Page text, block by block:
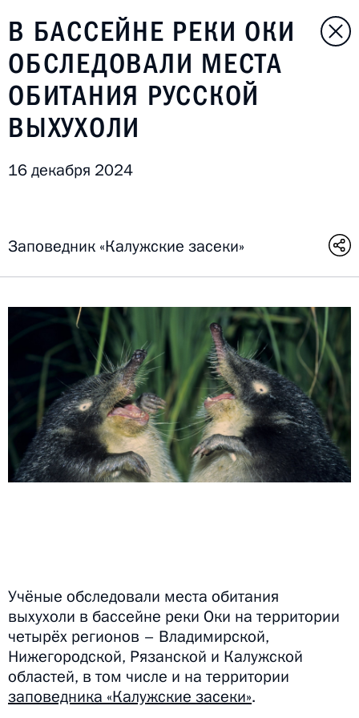
В БАССЕЙНЕ РЕКИ ОКИ
ОБСЛЕДОВАЛИ МЕСТА
ОБИТАНИЯ РУССКОЙ
ВЫХУХОЛИ
16 декабря 2024
Заповедник «Калужские засеки»
Учёные обследовали места обитания
выхухоли в бассейне реки Оки на территории
четырёх регионов – Владимирской,
Нижегородской, Рязанской и Калужской
областей, в том числе и на территории
заповедника «Калужские засеки».